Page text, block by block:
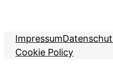
Impressum
Cookie Policy